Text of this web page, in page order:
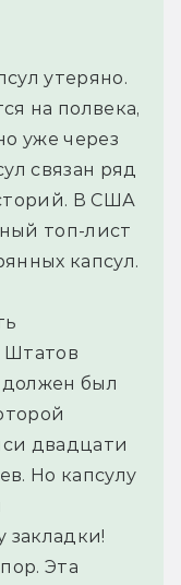
утеряно.
на полвека,
уже через
связан ряд
В США
топ-лист
капсул.
Штатов
был
двадцати
Но капсулу
закладки!
Эта